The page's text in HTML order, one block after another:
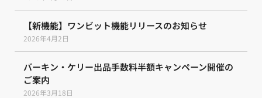
【新機能】ワンビット機能リリースのお知らせ
2026年4月2日
バーキン・ケリー出品手数料半額キャンペーン開催の
ご案内
2026年3月18日